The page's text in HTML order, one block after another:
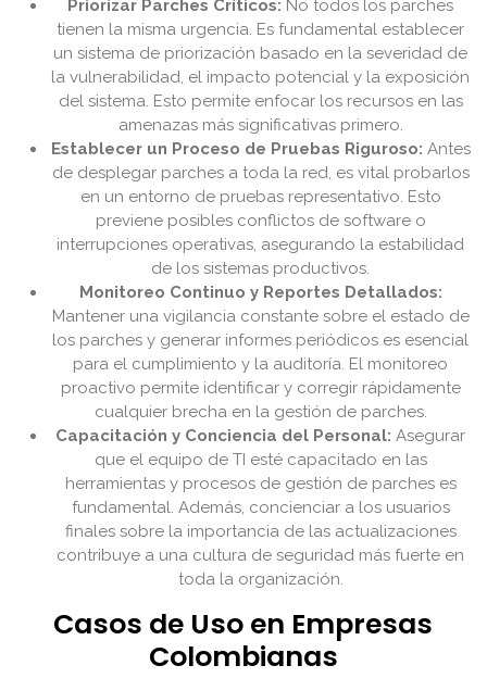
Priorizar Parches Críticos: No todos los parches
tienen la misma urgencia. Es fundamental establecer
un sistema de priorización basado en la severidad de
la vulnerabilidad, el impacto potencial y la exposición
del sistema. Esto permite enfocar los recursos en las
amenazas más significativas primero.
Establecer un Proceso de Pruebas Riguroso: Antes
de desplegar parches a toda la red, es vital probarlos
en un entorno de pruebas representativo. Esto
previene posibles conflictos de software o
interrupciones operativas, asegurando la estabilidad
de los sistemas productivos.
Monitoreo Continuo y Reportes Detallados:
Mantener una vigilancia constante sobre el estado de
los parches y generar informes periódicos es esencial
para el cumplimiento y la auditoría. El monitoreo
proactivo permite identificar y corregir rápidamente
cualquier brecha en la gestión de parches.
Capacitación y Conciencia del Personal: Asegurar
que el equipo de TI esté capacitado en las
herramientas y procesos de gestión de parches es
fundamental. Además, concienciar a los usuarios
finales sobre la importancia de las actualizaciones
contribuye a una cultura de seguridad más fuerte en
toda la organización.
Casos de Uso en Empresas
Colombianas